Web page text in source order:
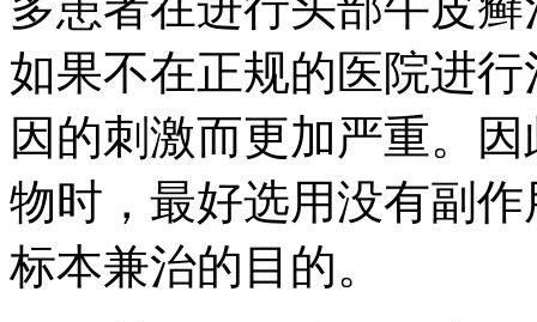
如果不在正规的医院进
因的刺激而更加严重。
物时，最好选用没有副
标本兼治的目的。